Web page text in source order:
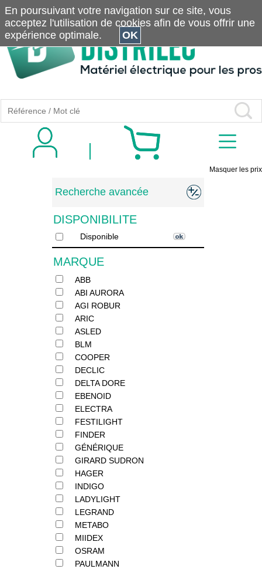
Masquer les prix
Recherche avancée
DISPONIBILITE
Disponible
MARQUE
ABB
ABI AURORA
AGI ROBUR
ARIC
ASLED
BLM
COOPER
DECLIC
DELTA DORE
EBENOID
ELECTRA
FESTILIGHT
FINDER
GÉNÉRIQUE
GIRARD SUDRON
HAGER
INDIGO
LADYLIGHT
LEGRAND
METABO
MIIDEX
OSRAM
PAULMANN
En poursuivant votre navigation sur ce site, vous
acceptez l'utilisation de cookies afin de vous offrir une
expérience optimale.
OK